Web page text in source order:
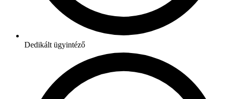
Dedikált ügyintéző